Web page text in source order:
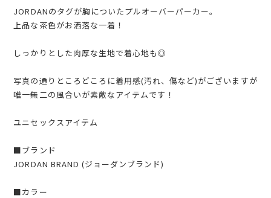
JORDANのタグが胸についたプルオーバーパーカー。
上品な茶色がお洒落な一着！
しっかりとした肉厚な生地で着心地も◎
写真の通りところどころに着用感(汚れ、傷など)がございますが
唯一無二の風合いが素敵なアイテムです！
ユニセックスアイテム
■ブランド
JORDAN BRAND (ジョーダンブランド)
■カラー